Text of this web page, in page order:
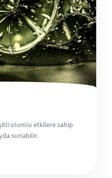
olumlu etkilere sahip
sunabilir.